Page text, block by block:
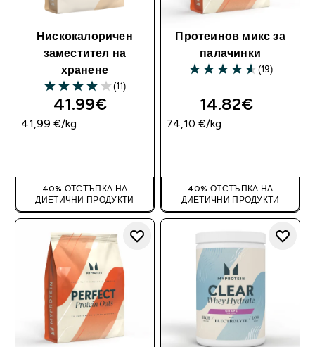
Нискокалоричен
заместител на
хранене
4.09 out of 5 stars
(11)
41.99€‎
41,99 €‎/kg
40% ОТСТЪПКА НА
ДИЕТИЧНИ ПРОДУКТИ
Протеинов микс за
палачинки
4.58 out of 5 stars
(19)
14.82€‎
74,10 €‎/kg
40% ОТСТЪПКА НА
ДИЕТИЧНИ ПРОДУКТИ